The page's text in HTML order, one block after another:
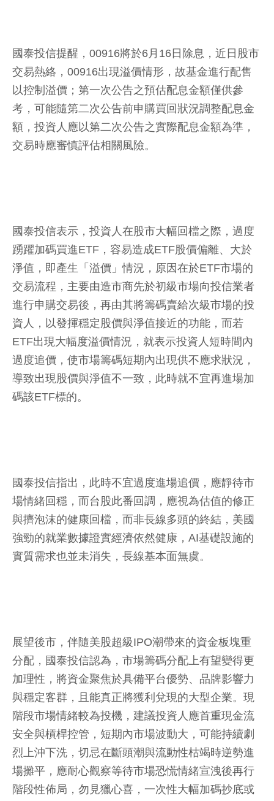
國泰投信提醒，00916將於6月16日除息，近日股市
交易熱絡，00916出現溢價情形，故基金進行配售
以控制溢價；第一次公告之預估配息金額僅供參
考，可能隨第二次公告前申購買回狀況調整配息金
額，投資人應以第二次公告之實際配息金額為準，
交易時應審慎評估相關風險。
國泰投信表示，投資人在股市大幅回檔之際，過度
踴躍加碼買進ETF，容易造成ETF股價偏離、大於
淨值，即產生「溢價」情況，原因在於ETF市場的
交易流程，主要由造市商先於初級市場向投信業者
進行申購交易後，再由其將籌碼賣給次級市場的投
資人，以發揮穩定股價與淨值接近的功能，而若
ETF出現大幅度溢價情況，就表示投資人短時間內
過度追價，使市場籌碼短期內出現供不應求狀況，
導致出現股價與淨值不一致，此時就不宜再進場加
碼該ETF標的。
國泰投信指出，此時不宜過度進場追價，應靜待市
場情緒回穩，而台股此番回調，應視為估值的修正
與擠泡沫的健康回檔，而非長線多頭的終結，美國
強勁的就業數據證實經濟依然健康，AI基礎設施的
實質需求也並未消失，長線基本面無虞。
展望後市，伴隨美股超級IPO潮帶來的資金板塊重
分配，國泰投信認為，市場籌碼分配上有望變得更
加理性，將資金聚焦於具備平台優勢、品牌影響力
與穩定客群，且能真正將獲利兌現的大型企業。現
階段市場情緒較為投機，建議投資人應首重現金流
安全與槓桿控管，短期內市場波動大，可能持續劇
烈上沖下洗，切忌在斷頭潮與流動性枯竭時逆勢進
場攤平，應耐心觀察等待市場恐慌情緒宣洩後再行
階段性佈局，勿見獵心喜，一次性大幅加碼抄底或